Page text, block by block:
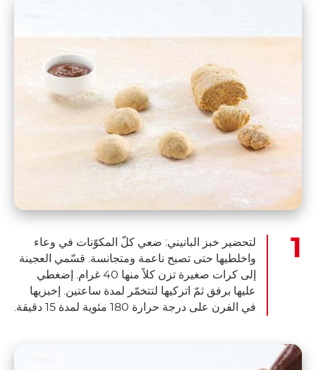
لتحضير خبز البانيني: ضعي كلّ المكوّنات في وعاء
واخلطيها حتى تصبح ناعمة ومتجانسة. قسّمي العجينة
إلى كرات صغيرة تزن كلاً منها 40 غرام. إضغطي
عليها برفق ثمّ اتركيها لتتخمّر لمدة ساعتين. إخبزيها
في الفرن على درجة حرارة 180 مئوية لمدة 15 دقيقة.